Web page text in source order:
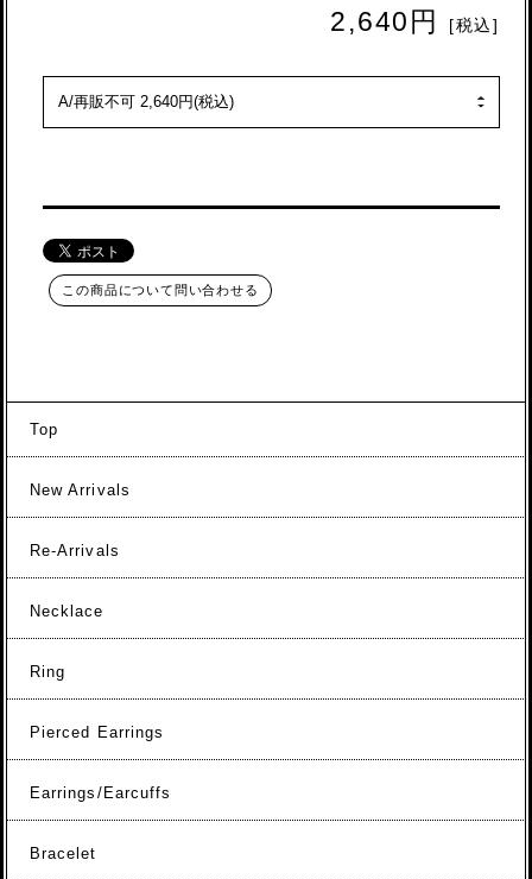
2,640円 [税込]
この商品について問い合わせる
Top
New Arrivals
Re-Arrivals
Necklace
Ring
Pierced Earrings
Earrings/Earcuffs
Bracelet